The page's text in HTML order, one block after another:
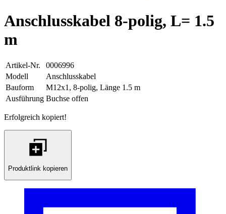
Anschlusskabel 8-polig, L= 1.5
m
Artikel-Nr.
0006996
Modell
Anschlusskabel
Bauform
M12x1, 8-polig, Länge 1.5 m
Ausführung Buchse offen
Erfolgreich kopiert!
Produktlink kopieren